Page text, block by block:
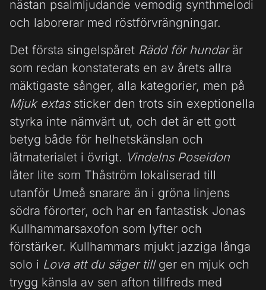
nästan psalmljudande vemodig synthmelodi
och laborerar med röstförvrängningar.
Det första singelspåret Rädd för hundarär
som redan konstaterats en av årets allra
mäktigaste sånger, alla kategorier, men på
Mjuk extassticker den trots sin exeptionella
styrka inte nämvärt ut, och det är ett gott
betyg både för helhetskänslan och
låtmaterialet i övrigt. Vindelns Poseidon
låter lite som Thåström lokaliserad till
utanför Umeå snarare än i gröna linjens
södra förorter, och har en fantastisk Jonas
Kullhammarsaxofon som lyfter och
förstärker. Kullhammars mjukt jazziga långa
solo i Lova att du säger tillger en mjuk och
trygg känsla av sen afton tillfreds med